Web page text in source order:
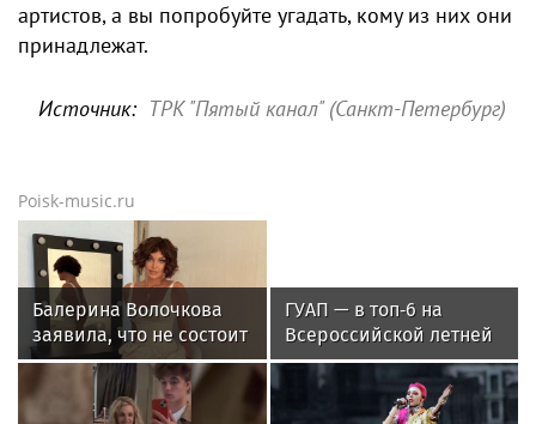
артистов, а вы попробуйте угадать, кому из них они
принадлежат.
Источник: ТРК "Пятый канал" (Санкт-Петербург)
Poisk-music.ru
Балерина Волочкова
заявила, что не состоит
в отношениях с
молодым журналистом
ГУАП — в топ‑6 на
Всероссийской летней
Универсиаде по
спортивному
ориентированию